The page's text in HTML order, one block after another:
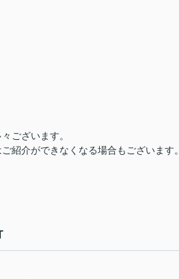
ございます。
紹介ができなくなる場合もございます。